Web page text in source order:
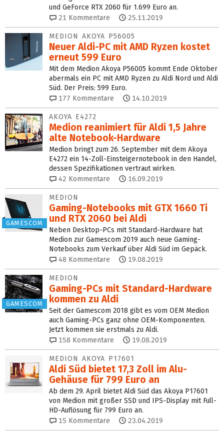
und GeForce RTX 2060 für 1.699 Euro an.
21 Kommentare 25.11.2019
MEDION AKOYA P56005
Neuer Aldi-PC mit AMD Ryzen kostet
erneut 599 Euro
Mit dem Medion Akoya P56005 kommt Ende Oktober
abermals ein PC mit AMD Ryzen zu Aldi Nord und Aldi
Süd. Der Preis: 599 Euro.
177 Kommentare 14.10.2019
AKOYA E4272
Medion reanimiert für Aldi 1,5 Jahre
alte Notebook-Hardware
Medion bringt zum 26. September mit dem Akoya
E4272 ein 14-Zoll-Einsteigernotebook in den Handel,
dessen Spezifikationen vertraut wirken.
42 Kommentare 16.09.2019
GAMESCOM
MEDION
Gaming-Notebooks mit GTX 1660 Ti
und RTX 2060 bei Aldi
Neben Desktop-PCs mit Standard-Hardware hat
Medion zur Gamescom 2019 auch neue Gaming-
Notebooks zum Verkauf über Aldi Süd im Gepäck.
48 Kommentare 19.08.2019
GAMESCOM
MEDION
Gaming-PCs mit Standard-Hardware
kommen zu Aldi
Seit der Gamescom 2018 gibt es vom OEM Medion
auch Gaming-PCs ganz ohne OEM-Komponenten.
Jetzt kommen sie erstmals zu Aldi.
158 Kommentare 19.08.2019
MEDION AKOYA P17601
Aldi Süd bietet 17,3 Zoll im Alu-
Gehäuse für 799 Euro an
Ab dem 29. April bietet Aldi Süd das Akoya P17601
von Medion mit großer SSD und IPS-Display mit Full-
HD-Auflösung für 799 Euro an.
15 Kommentare 23.04.2019